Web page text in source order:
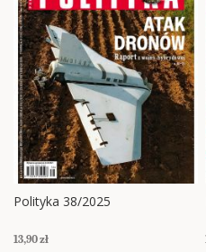
Polityka 38/2025
13,90 zł